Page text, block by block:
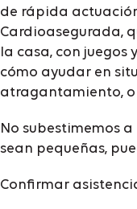
de rápida
Cardioasegurada,
la casa, con
cómo ayudar en
atragantamiento, o
No subestimemos
sean pequeñas,
Confirmar